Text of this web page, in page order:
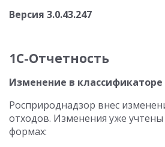
Версия 3.0.43.247
1С-Отчетность
Изменение в классификаторе
Росприроднадзор внес
отходов. Изменения уже
формах: